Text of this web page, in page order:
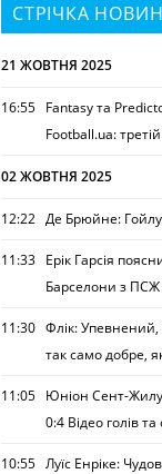
СТРІЧКА НОВИН
21 ЖОВТНЯ 2025
16:55 Fantasy та
Football.ua:
02 ЖОВТНЯ 2025
12:22 Де Брюйне:
11:33 Ерік Гарсія
Барселони з ПСЖ
11:30 Флік:
так само добре,
11:05 Юніон Сент-
0:4 Відео голів
10:55 Луїс Енріке: